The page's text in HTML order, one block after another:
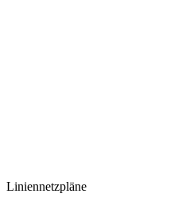
Liniennetzpläne